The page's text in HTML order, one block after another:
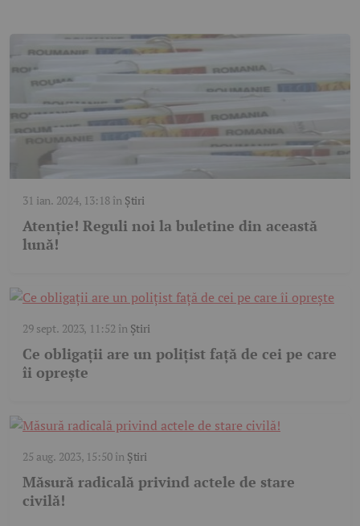
31 ian. 2024, 13:18în Știri
Atenție! Reguli noi la buletine din această
lună!
29 sept. 2023, 11:52 în Știri
Ce obligații are un polițist față de cei pe care
îi oprește
25 aug. 2023, 15:50în Știri
Măsură radicală privind actele de stare
civilă!